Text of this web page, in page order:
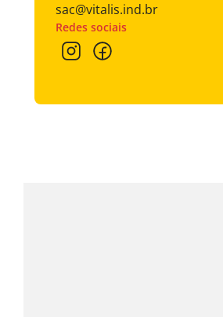
sac@vitalis.ind.br
Redes sociais